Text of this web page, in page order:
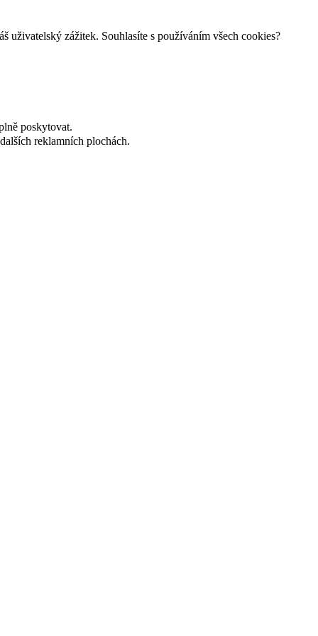
uživatelský zážitek. Souhlasíte s používáním všech cookies?
poskytovat.
reklamních plochách.